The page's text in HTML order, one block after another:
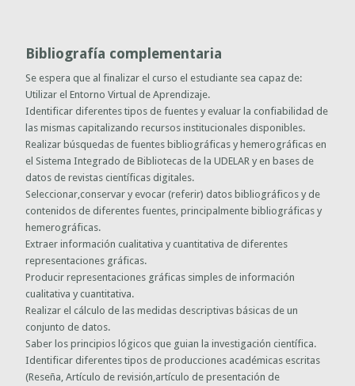
Bibliografía complementaria
Se espera que al finalizar el curso el estudiante sea capaz de:
Utilizar el Entorno Virtual de Aprendizaje.
Identificar diferentes tipos de fuentes y evaluar la confiabilidad de
las mismas capitalizando recursos institucionales disponibles.
Realizar búsquedas de fuentes bibliográficas y hemerográficas en
el Sistema Integrado de Bibliotecas de la UDELAR y en bases de
datos de revistas científicas digitales.
Seleccionar,conservar y evocar (referir) datos bibliográficos y de
contenidos de diferentes fuentes, principalmente bibliográficas y
hemerográficas.
Extraer información cualitativa y cuantitativa de diferentes
representaciones gráficas.
Producir representaciones gráficas simples de información
cualitativa y cuantitativa.
Realizar el cálculo de las medidas descriptivas básicas de un
conjunto de datos.
Saber los principios lógicos que guian la investigación científica.
Identificar diferentes tipos de producciones académicas escritas
(Reseña, Artículo de revisión,artículo de presentación de